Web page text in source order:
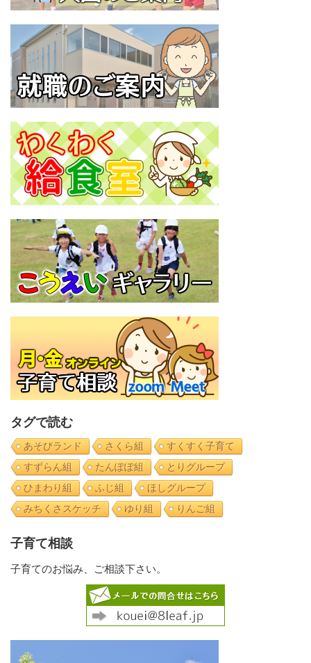
タグで読む
あそびランド さくら組
すくすく子育て
すずらん組
たんぽぽ組
とりグループ
ひまわり組
ふじ組
ほしグループ
みちくさスケッチ
ゆり組 りんご組
子育て相談
子育てのお悩み、ご相談下さい。